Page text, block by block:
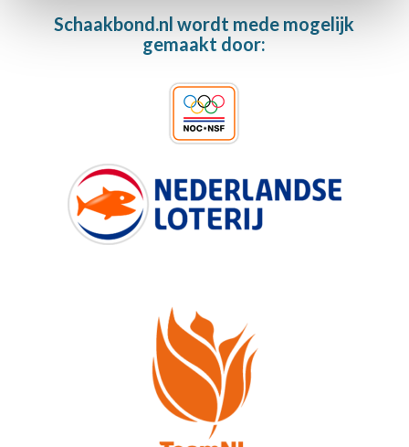
Schaakbond.nl wordt mede mogelijk
gemaakt door: